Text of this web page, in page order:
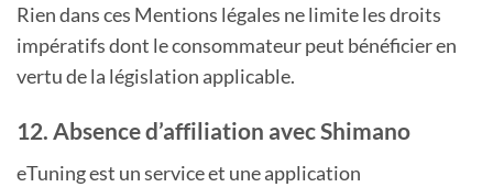
Rien dans ces Mentions légales ne limite les droits
impératifs dont le consommateur peut bénéficier en
vertu de la législation applicable.
12. Absence d’affiliation avec Shimano
eTuning est un service et une application